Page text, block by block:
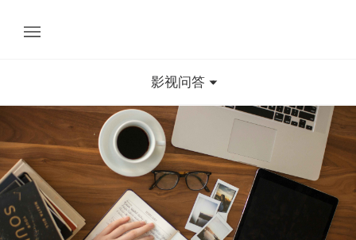
影视问答